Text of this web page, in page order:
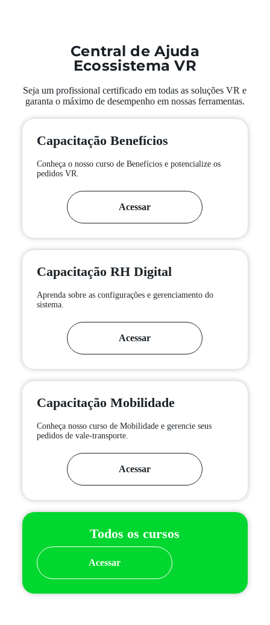
Central de Ajuda
Ecossistema VR
Seja um profissional certificado em todas as soluções VR e
garanta o máximo de desempenho em nossas ferramentas.
Capacitação Benefícios
Conheça o nosso curso de Benefícios e potencialize os
pedidos VR.
Acessar
Capacitação RH Digital
Aprenda sobre as configurações e gerenciamento do
sistema.
Acessar
Capacitação Mobilidade
Conheça nosso curso de Mobilidade e gerencie seus
pedidos de vale-transporte.
Acessar
Todos os cursos
Acessar